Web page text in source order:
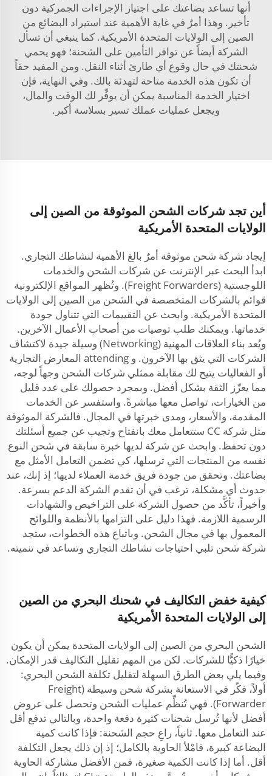
أنها تساعد بضاعتك على اجتياز الإجراءات الجمركية دون
تأخير. وهذا أمرٌ في غاية الأهمية عند استيراد البضائع من
الصين إلى الولايات المتحدة الأمريكية. كما ينبغي أن تسأل
الشركة أيضاً عن توافر التأمين على الشحنة؛ فهو يحمي
شحنتك في حال وقوع أي طارئ أثناء النقل. ومن المفيد حقاً
أن تكون هذه الخدمة متاحة لتهدئة بالك. وفي النهاية، فإن
اختيار الخدمة المناسبة يمكن أن يوفِّر لك الوقت والمال،
ويجعل عمليات عملك تسير بسلاسة أكبر.
أين تجد شركات الشحن الموثوقة من الصين إلى
الولايات المتحدة الأمريكية
إيجاد شركة شحن موثوقة أمرٌ بالغ الأهمية لنشاطك التجاري.
ابدأ البحث عبر الإنترنت عن شركات الشحن والخدمات
اللوجستية (Freight Forwarders). وتُظهر المواقع الإلكترونية
قوائم بالشركات المتخصصة في الشحن من الصين إلى الولايات
المتحدة الأمريكية. وابحث عن التقييمات التي تتناول جودة
خدماتها. ويمكنك طلب توصيات من أصحاب الأعمال الآخرين.
ويُعد بناء العلاقات المهنية (Networking) وسيلة جيدة لاكتشاف
الشركات التي يثق بها الآخرون. و attending المعارض التجارية
أو الفعاليات يتيح لك مقابلة ممثلي شركات الشحن وجهاً لوجه،
مما يعزّز الثقة بشكل أفضل. وبمجرد حصولك على عدد قليل
من الخيارات، تواصل معها مباشرةً. واستفسر عن الخدمات
المقدمة، والأسعار، ومدى خبرتها في المجال. فالشركة الموثوقة
مثل شركة CC ستتعامل معك بانفتاح وتجيب عن جميع أسئلتك
دون تحفظ. وابحث عن شركة لديها خبرة سابقة في شحن النوع
نفسه من المنتجات التي ترسلها، كي تضمن التعامل الأمثل مع
بضاعتك. وتحقق من جودة فريق خدمة العملاء لديها؛ إذ إنك، عند
حدوث أي مشكلة، ترغب في أن تقدم الشركة الدعم بسرعة.
وأخيراً، تأكَّد من حصول الشركة على التراخيص والشهادات
الرسمية اللازمة. فهذا دليل على التزامها بالأنظمة واللوائح
المعمول بها في مجال الشحن. وباتباع هذه الخطوات، ستجد
شركة شحن تلبي احتياجات نشاطك التجاري وتساعد في تنميته.
كيفية خفض التكاليف في شحنك البحري من الصين
إلى الولايات المتحدة الأمريكية
الشحن البحري من الصين إلى الولايات المتحدة يمكن أن يكون
خيارًا ذكيًّا للشركات. لكن من المهم تقليل التكاليف قدر الإمكان.
وفيما يلي بعض الطرق السهلة لتقليل تكلفة الشحن البحري:
أولاً، فكّر في الاستعانة بشركة شحن وسيطة (Freight
Forwarder). فهي تُنظِّم عمليات الشحن وتحصل على عروض
أفضل لأنها تُرسل شحنات كثيرة دفعة واحدة، وبالتالي تدفع أقل
عند التعامل معها. ثانياً، راعِ حجم الشحنة: فإذا كانت كمية
البضاعة كبيرة، فامْلأ الحاوية بالكامل؛ إذ إن ذلك يجعل التكلفة
أقل. أما إذا كانت الكمية صغيرة، فمن الأفضل مشاركة الحاوية